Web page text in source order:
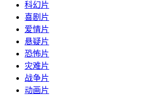
科幻片
喜剧片
爱情片
悬疑片
恐怖片
灾难片
战争片
动画片